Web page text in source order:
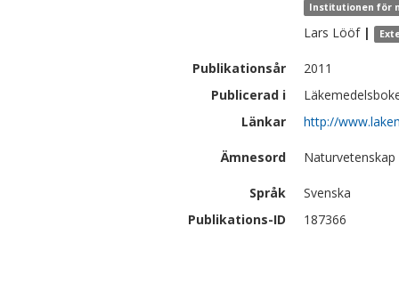
Institutionen för
Lars Lööf |
Publikationsår
2011
Publicerad i
Länkar
http://
Ämnesord
Språk
Svenska
Publikations-ID
187366